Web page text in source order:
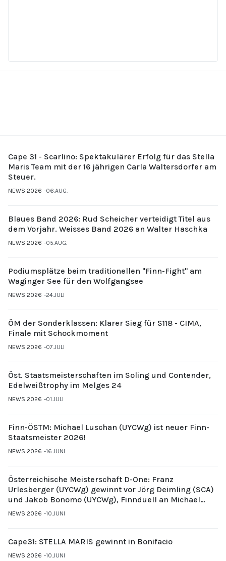
Cape 31 - Scarlino: Spektakulärer Erfolg für das Stella
Maris Team mit der 16 jährigen Carla Waltersdorfer am
Steuer.
NEWS 2026 06.AUG.
Blaues Band 2026: Rud Scheicher verteidigt Titel aus
dem Vorjahr. Weisses Band 2026 an Walter Haschka
NEWS 2026 05.AUG.
Podiumsplätze beim traditionellen "Finn-Fight" am
Waginger See für den Wolfgangsee
NEWS 2026 24.JULI
ÖM der Sonderklassen: Klarer Sieg für S118 - CIMA,
Finale mit Schockmoment
NEWS 2026 07.JULI
Öst. Staatsmeisterschaften im Soling und Contender,
Edelweißtrophy im Melges 24
NEWS 2026 01.JULI
Finn-ÖSTM: Michael Luschan (UYCWg) ist neuer Finn-
Staatsmeister 2026!
NEWS 2026 16.JUNI
Österreichische Meisterschaft D-One: Franz
Urlesberger (UYCWg) gewinnt vor Jörg Deimling (SCA)
und Jakob Bonomo (UYCWg), Finnduell an Michael
Gubi (UYCMo)
NEWS 2026 10.JUNI
Cape31: STELLA MARIS gewinnt in Bonifacio
NEWS 2026 10.JUNI